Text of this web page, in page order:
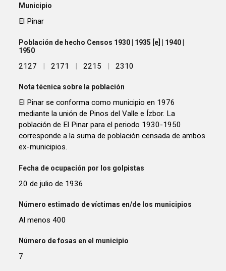
Municipio
El Pinar
Población de hecho Censos 1930 | 1935 [e] | 1940 |
1950
2127 | 2171 | 2215 | 2310
Nota técnica sobre la población
El Pinar se conforma como municipio en 1976
mediante la unión de Pinos del Valle e Ízbor. La
población de El Pinar para el periodo 1930-1950
corresponde a la suma de población censada de ambos
ex-municipios.
Fecha de ocupación por los golpistas
20 de julio de 1936
Número estimado de víctimas en/de los municipios
Al menos 400
Número de fosas en el municipio
7